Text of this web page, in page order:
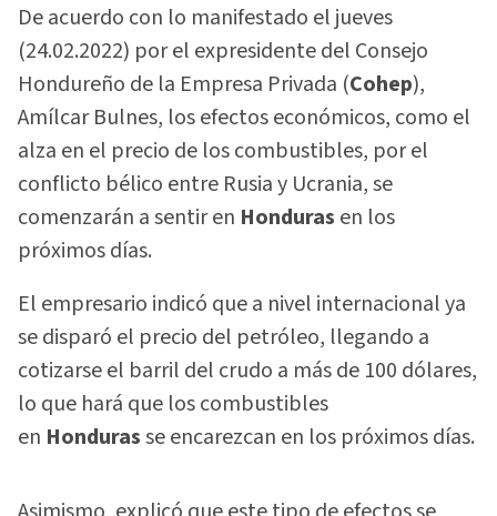
De acuerdo con lo manifestado el jueves
(24.02.2022) por el expresidente del Consejo
Hondureño de la Empresa Privada (Cohep),
Amílcar Bulnes, los efectos económicos, como el
alza en el precio de los combustibles, por el
conflicto bélico entre Rusia y Ucrania, se
comenzarán a sentir en Honduras en los
próximos días.
El empresario indicó que a nivel internacional ya
se disparó el precio del petróleo, llegando a
cotizarse el barril del crudo a más de 100 dólares,
lo que hará que los combustibles
en Hondurasse encarezcan en los próximos días.